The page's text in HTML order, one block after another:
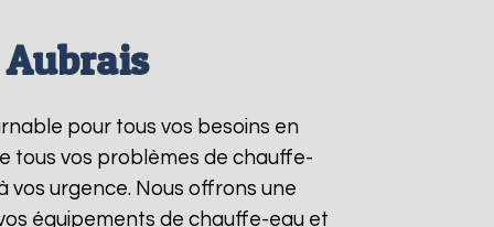
pour tous vos besoins en
tous vos problèmes de chauffe-
vos urgence. Nous offrons une
équipements de chauffe-eau et